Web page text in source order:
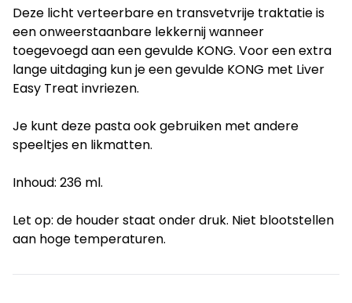
Deze licht verteerbare en transvetvrije traktatie is
een onweerstaanbare lekkernij wanneer
toegevoegd aan een gevulde KONG. Voor een extra
lange uitdaging kun je een gevulde KONG met Liver
Easy Treat invriezen.
Je kunt deze pasta ook gebruiken met andere
speeltjes en likmatten.
Inhoud: 236 ml.
Let op: de houder staat onder druk. Niet blootstellen
aan hoge temperaturen.